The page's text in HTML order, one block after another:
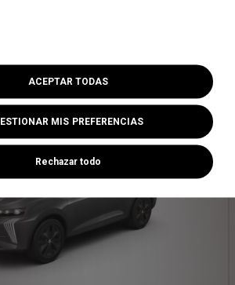
GESTIONAR MIS PREFERENCIAS
ACEPTAR TODAS
Rechazar todo